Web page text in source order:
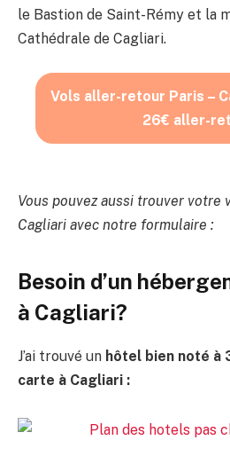
le Bastion de Saint-Rémy et la
Cathédrale de Cagliari.
Vols aller-retour Paris –
26€ aller-
Vous pouvez aussi trouver votre
Cagliari avec notre formulaire :
Besoin d’un
à Cagliari?
J’ai trouvé un hôtel bien noté à
carte à Cagliari :